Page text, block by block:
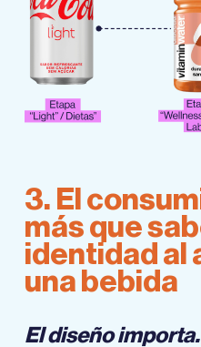
3. El
más que
identidad al
una bebida
El diseño